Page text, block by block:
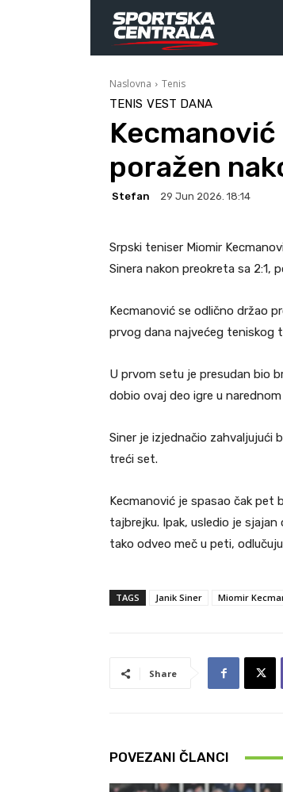
Naslovna Tenis
TENIS VEST DANA
poražen
Stefan 29 Jun 2026. 18:14
Srpski teniser Miomir
Sinera nakon preokreta sa 2:1,
Kecmanović se odlično držao
prvog dana najvećeg teniskog
U prvom setu je presudan bio
dobio ovaj deo igre u
Siner je izjednačio zahvaljujući
treći set.
Kecmanović je spasao čak pet
tajbrejku. Ipak, usledio je
tako odveo meč u peti,
TAGS Janik Siner Miomir
Share
POVEZANI ČLANCI